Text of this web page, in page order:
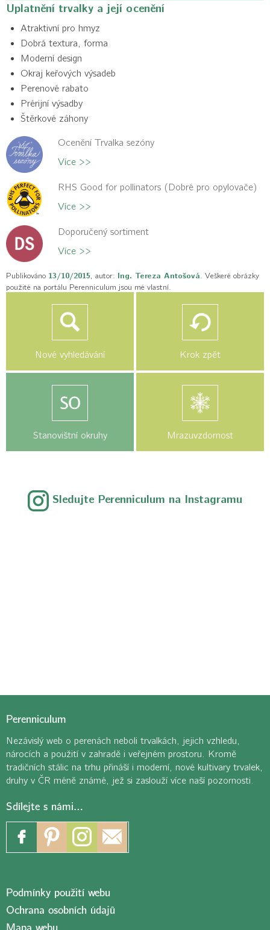
Uplatnění trvalky a její ocenění
Atraktivní pro hmyz
Dobrá textura, forma
Moderní design
Okraj keřových výsadeb
Perenové rabato
Prérijní výsadby
Štěrkové záhony
Ocenění Trvalka sezóny
Více >>
RHS Good for pollinators (Dobré pro opylovače)
Více >>
Doporučený sortiment
Více >>
Publikováno 13/10/2015, autor: Ing. Tereza Antošová. Veškeré obrázky
použité na portálu Perenniculum jsou mé vlastní.
Nové vyhledávání Krok zpět
Stanovištní okruhy Mrazuvzdornost
Sledujte Perenniculum na Instagramu
Perenniculum
Nezávislý web o perenách neboli trvalkách, jejich vzhledu,
nárocích a použití v zahradě i veřejném prostoru. Kromě
tradičních stálic na trhu přináší i moderní, nové kultivary trvalek,
druhy v ČR méně známé, jež si zaslouží více naší pozornosti.
Sdílejte s námi…
Podmínky použití webu
Ochrana osobních údajů